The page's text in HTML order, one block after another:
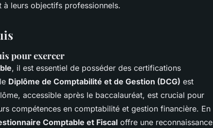
leurs objectifs professionnels.
pour exercer
, il est essentiel de posséder des certifications
Diplôme de Comptabilité et de Gestion (DCG) est
accessible après le baccalauréat, est crucial pour
compétences en comptabilité et gestion financière. En
Comptable et Fiscal offre une reconnaissance